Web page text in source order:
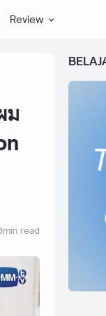
Review
ม
min read